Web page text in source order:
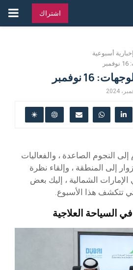
اشتراك
أسبوعية
16 نوفمبر
النجوم الصاعدة ، والفعاليات
إلى المنطقة ، وإلقاء نظرة
الشمالية ، إليك بعض
تتكشف هذا الأسبوع.
السياحة العلاجية